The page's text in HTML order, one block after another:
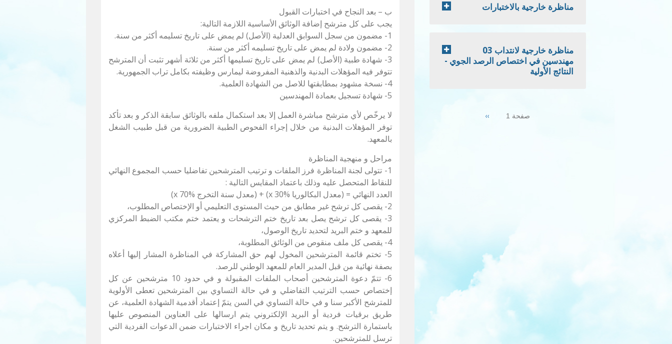
ب – بعد النجاح في اختبارات القبول
يجب على كل مترشح إضافة الوثائق الأساسية اللازمة التالية:
1- مضمون من سجل السوابق العدلية (الأصل) لم يمض على تاريخ تسليمه أكثر من سنة.
2- مضمون ولادة لم يمض على تاريخ تسليمه أكثر من سنة.
3- شهادة طبية (الأصل) لم يمض على تاريخ تسليمها أكثر من ثلاثة أشهر تثبت أن المترشح
تتوفر فيه المؤهلات البدنية والذهنية المفروضة ليمارس وظيفته بكامل تراب الجمهورية.
4- نسخة مشهود بمطابقتها للاصل من الشهادة العلمية.
5- شهادة تسجيل بعمادة المهندسين
لا يرخّص لأي مترشح مباشرة العمل إلا بعد استكمال ملفه بالوثائق سابقة الذكر و بعد تأكد
توفر المؤهلات البدنية من خلال إجراء الفحوص الطبية الضرورية من قبل طبيب الشغل
بالمعهد.
مراحل و منهجية المناظرة
1- تتولى لجنة المناظرة فرز الملفات و ترتيب المترشحين تفاضليا حسب المجموع النهائي
للنقاط المتحصل عليه وذلك باعتماد المقايس التالية :
العدد النهائي = (معدل البكالوريا x 30%) + (معدل سنة التخرج x 70%)
2- يقصى كل ترشح غير مطابق من حيث المستوى التعليمي أو الإختصاص المطلوب،
3- يقصى كل ترشح يصل بعد تاريخ ختم الترشحات و يعتمد ختم مكتب الضبط المركزي
للمعهد و ختم البريد لتحديد تاريخ الوصول،
4- يقصى كل ملف منقوص من الوثائق المطلوبة،
5- تختم قائمة المترشحين المخول لهم حق المشاركة في المناظرة المشار إليها أعلاه
بصفة نهائية من قبل المدير العام للمعهد الوطني للرصد.
6- تتمّ دعوة المترشحين أصحاب الملفات المقبولة و في حدود 10 مترشحين عن كل
إختصاص حسب الترتيب التفاضلي و في حالة التساوي بين المترشحين تعطى الأولوية
للمترشح الأكبر سنا و في حالة التساوي في السن يتمّ إعتماد أقدمية الشهادة العلمية، عن
طريق برقيات فردية أو البريد الإلكتروني يتم ارسالها على العناوين المنصوص عليها
باستمارة الترشح. و يتم تحديد تاريخ و مكان اجراء الاختبارات ضمن الدعوات الفردية التي
ترسل للمترشحين.
مناظرة خارجية بالاختبارات
مناظرة خارجية لانتداب 03
مهندسين في اختصاص الرصد الجوي -
النتائج الأولية
صفحة 1 Next
››